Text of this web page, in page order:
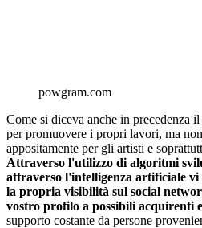
powgram.com
Come si diceva anche in precedenza
per promuovere i propri lavori, ma
appositamente per gli artisti e
Attraverso l'utilizzo di algoritmi
attraverso l'intelligenza artificiale vi
la propria visibilità sul social
vostro profilo a possibili acquirenti
supporto costante da persone